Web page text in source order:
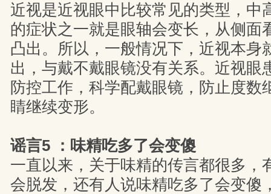
近视是近视眼中比较常见的类型，中
的症状之一就是眼轴会变长，从侧面
凸出。所以，一般情况下，近视本身
出，与戴不戴眼镜没有关系。近视眼
防控工作，科学配戴眼镜，防止度数
睛继续变形。
谣言5 ：味精吃多了会变傻
一直以来，关于味精的传言都很多，
会脱发，还有人说味精吃多了会变傻